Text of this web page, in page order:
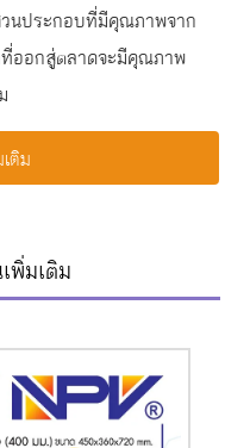
วนประกอบที่มีคุณภาพจาก
ออกสู่ตลาดจะมีคุณภาพ
ติม
พิ่มเติม